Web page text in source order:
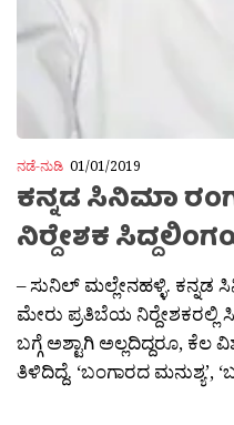
ನಡೆ-ನುಡಿ 01/01/2019
ಕನ್ನಡ ಸಿನಿಮಾ
ನಿರ‍್ದೇಶಕ
– ಸುನಿಲ್ ಮಲ್ಲೇನಹಳ್ಳಿ. ಕನ್ನಡ
ಮೇರು ಪ್ರತಿಬೆಯ ನಿರ‍್ದೇಶಕರಲ್ಲಿ
ಬಗ್ಗೆ ಅಶ್ಟಾಗಿ ಅಲ್ಲದಿದ್ದರೂ, ಕೆಲ
ತಿಳಿದಿದ್ದೆ. ‘ಬಂಗಾರದ ಮನುಶ್ಯ’,